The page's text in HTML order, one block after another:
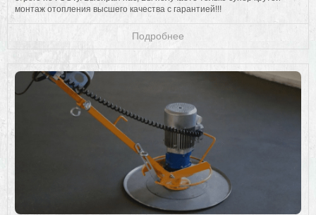
монтаж отопления высшего качества с гарантией!!!
Подробнее